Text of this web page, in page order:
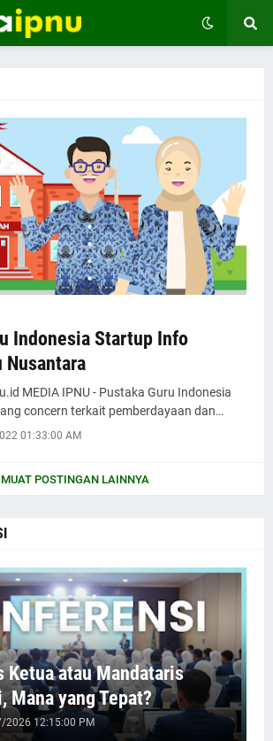
Indonesia Startup Info
Nusantara
MEDIA IPNU - Pustaka Guru Indonesia
concern terkait pemberdayaan dan…
01:33:00 AM
MUAT POSTINGAN LAINNYA
Ketua atau Mandataris
Mana yang Tepat?
2026 12:15:00 PM